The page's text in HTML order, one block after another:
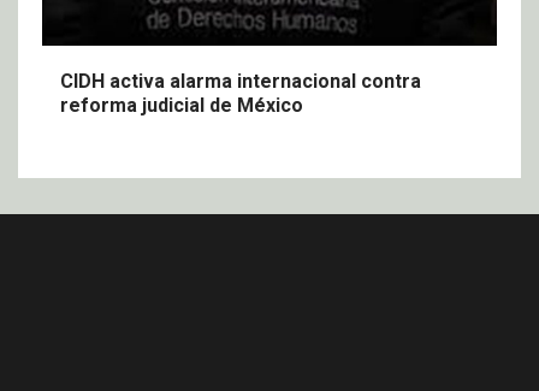
CIDH activa alarma internacional contra
reforma judicial de México